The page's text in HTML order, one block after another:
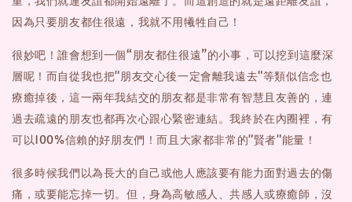
因為只要朋友都住很遠，我就不用犧牲自己！
很妙吧！誰會想到一個“朋友都住很遠”的小事，可以挖到這麼深
層呢！而自從我也把"朋友交心後一定會離我遠去"等類似信念也
療癒掉後，這一兩年我結交的朋友都是非常有智慧且友善的，連
過去疏遠的朋友也都再次心跟心緊密連結。我終於在內圈裡，有
可以100%信賴的好朋友們！而且大家都非常的"賢者"能量！
很多時候我們以為長大的自己或他人應該要有能力面對過去的傷
痛，或要能忘掉一切。但，身為高敏感人、共感人或療癒師，沒